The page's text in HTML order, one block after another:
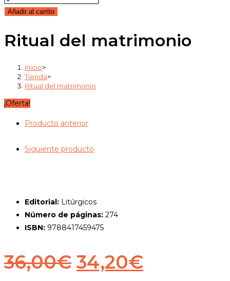
original
era:
actual
es:
del
cantidad
Añadir al carrito
Ritual del matrimonio
Inicio>
Tienda>
Ritual del matrimonio
¡Oferta!
Producto anterior
Siguiente producto
Editorial: Litúrgicos
Número de páginas: 274
ISBN: 9788417459475
36,00€ El
34,20€El